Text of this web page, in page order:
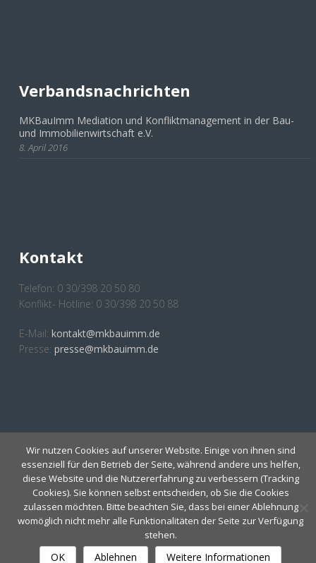
Verbandsnachrichten
MKBauImm Mediation und Konfliktmanagement in der Bau-
und Immobilienwirtschaft e.V.
8. April 2016
Kontakt
Telefon: 0 30/398 20 50 80
Konflikt- Hotline: 0 30/398 20 50 88
E-Mail: kontakt@mkbauimm.de
Presse: presse@mkbauimm.de
Anmeldung Newsletter
Wir nutzen Cookies auf unserer Website. Einige von ihnen sind
essenziell für den Betrieb der Seite, während andere uns helfen,
diese Website und die Nutzererfahrung zu verbessern (Tracking
Cookies). Sie können selbst entscheiden, ob Sie die Cookies
zulassen möchten. Bitte beachten Sie, dass bei einer Ablehnung
womöglich nicht mehr alle Funktionalitäten der Seite zur Verfügung
stehen.
OK Ablehnen Weitere Informationen